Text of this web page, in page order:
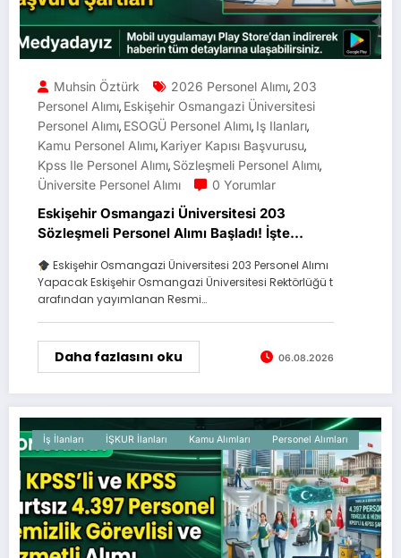
Muhsin Öztürk 2026 Personel Alımı, 203
Personel Alımı, Eskişehir Osmangazi Üniversitesi
Personel Alımı, ESOGÜ Personel Alımı, Iş Ilanları,
Kamu Personel Alımı, Kariyer Kapısı Başvurusu,
Kpss Ile Personel Alımı, Sözleşmeli Personel Alımı,
Üniversite Personel Alımı
0 Yorumlar
Eskişehir Osmangazi Üniversitesi 203
Sözleşmeli Personel Alımı Başladı! İşte
Eskişehir Osmangazi Üniversitesi 203 Personel Alımı
Yapacak Eskişehir Osmangazi Üniversitesi Rektörlüğü t
arafından yayımlanan Resmi…
Daha fazlasını oku 06.08.2026
İş İlanları İŞKUR İlanları Kamu Alımları Personel Alımları